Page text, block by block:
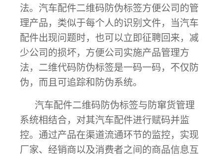
法。汽车配件二维码防伪标签方便公司的管
理产品，类似于每个人的识别文件，当汽车
配件出现问题时，也可以立即征聘回来，减
少公司的损坏，方便公司实施产品管理方
法，二维代码防伪标签是一码一码，不仅防
伪，而且可追踪和防伪系统。
汽车配件二维码防伪标签与防窜货管理
系统相结合，对其汽车配件进行赋码并监
控。通过产品在渠道流通环节的监控，实现
厂家、经销商以及消费者之间的商品信息互